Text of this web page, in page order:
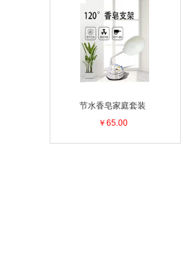
节水香皂家庭套装
￥65.00